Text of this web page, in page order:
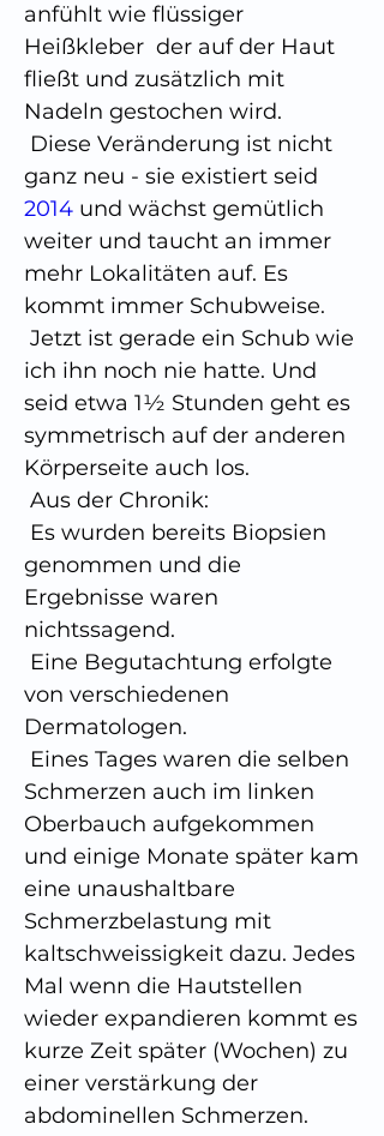
anfühlt wie flüssiger
Heißkleber  der auf der Haut
fließt und zusätzlich mit
Nadeln gestochen wird.
2014 und wächst gemütlich
weiter und taucht an immer
mehr Lokalitäten auf. Es
kommt immer Schubweise.
ich ihn noch nie hatte. Und
seid etwa 1½ Stunden geht es
symmetrisch auf der anderen
Körperseite auch los.
Aus der Chronik:
genommen und die
Ergebnisse waren
nichtssagend.
von verschiedenen
Dermatologen.
Schmerzen auch im linken
Oberbauch aufgekommen
und einige Monate später kam
eine unaushaltbare
Schmerzbelastung mit
kaltschweissigkeit dazu. Jedes
Mal wenn die Hautstellen
wieder expandieren kommt es
kurze Zeit später (Wochen) zu
einer verstärkung der
abdominellen Schmerzen.